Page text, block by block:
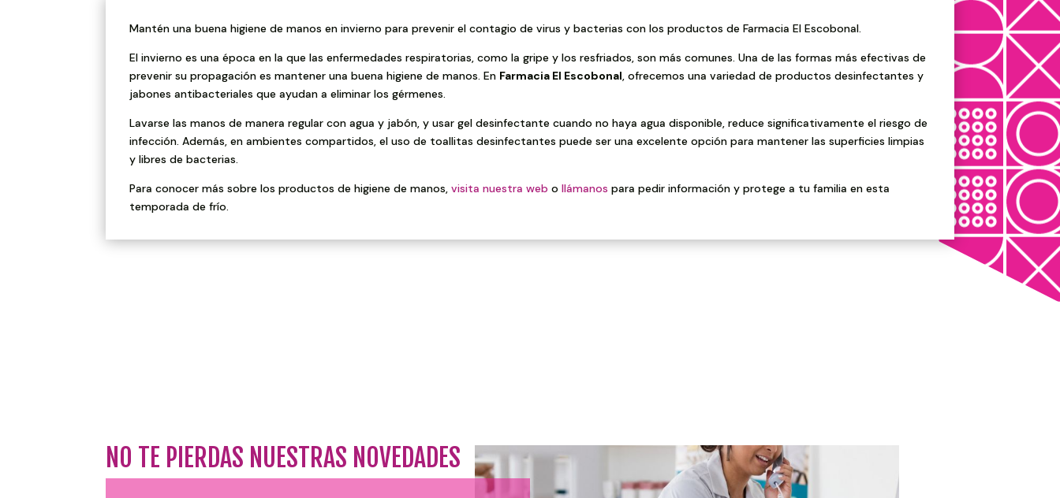
Mantén una buena higiene de manos en invierno para prevenir el contagio de virus y bacterias con los productos de Farmacia El Escobonal.
El invierno es una época en la que las enfermedades respiratorias, como la gripe y los resfriados, son más comunes. Una de las formas más efectivas de
prevenir su propagación es mantener una buena higiene de manos. En Farmacia El Escobonal, ofrecemos una variedad de productos desinfectantes y
jabones antibacteriales que ayudan a eliminar los gérmenes.
Lavarse las manos de manera regular con agua y jabón, y usar gel desinfectante cuando no haya agua disponible, reduce significativamente el riesgo de
infección. Además, en ambientes compartidos, el uso de toallitas desinfectantes puede ser una excelente opción para mantener las superficies limpias
y libres de bacterias.
Para conocer más sobre los productos de higiene de manos,visita nuestra web ollámanos para pedir información y protege a tu familia en esta
temporada de frío.
NO TE PIERDAS NUESTRAS NOVEDADES